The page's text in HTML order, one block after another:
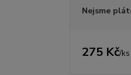
Nejsme
275 Kč/ks